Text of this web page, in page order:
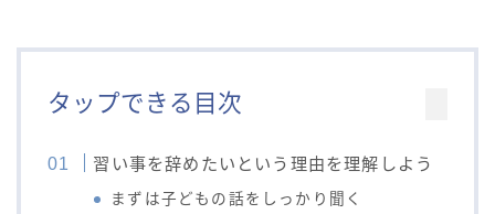
タップできる目次
習い事を辞めたいという理由を理解しよう
まずは子どもの話をしっかり聞く